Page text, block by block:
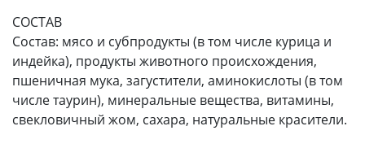
СОСТАВ
Состав: мясо и субпродукты (в том числе курица и
индейка), продукты животного происхождения,
пшеничная мука, загустители, аминокислоты (в том
числе таурин), минеральные вещества, витамины,
свекловичный жом, сахара, натуральные красители.